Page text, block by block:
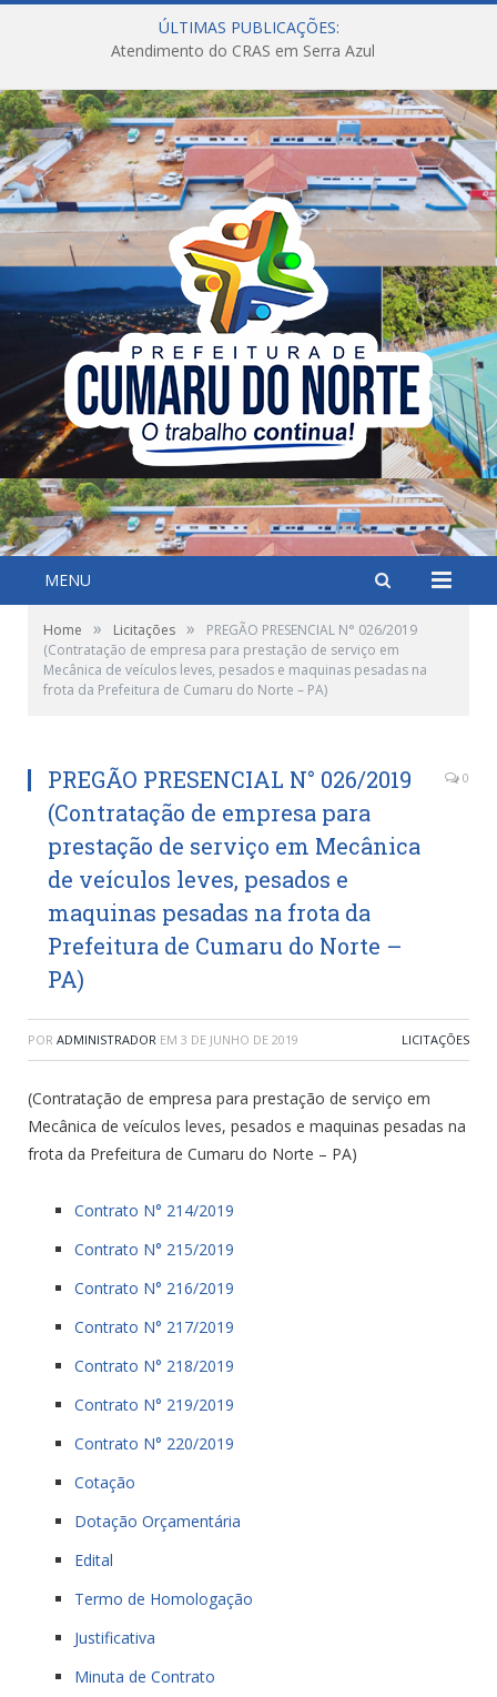
ÚLTIMAS PUBLICAÇÕES:
Atendimento do CRAS em Serra Azul
MENU
Home » Licitações »
PREGÃO PRESENCIAL N° 026/2019
(Contratação de empresa para prestação de serviço em
Mecânica de veículos leves, pesados e maquinas pesadas na
frota da Prefeitura de Cumaru do Norte – PA)
PREGÃO PRESENCIAL N° 026/2019
(Contratação de empresa para
prestação de serviço em Mecânica
de veículos leves, pesados e
maquinas pesadas na frota da
Prefeitura de Cumaru do Norte –
PA)
0
POR ADMINISTRADOR EM 3 DE JUNHO DE 2019 LICITAÇÕES
(Contratação de empresa para prestação de serviço em
Mecânica de veículos leves, pesados e maquinas pesadas na
frota da Prefeitura de Cumaru do Norte – PA)
Contrato N° 214/2019
Contrato N° 215/2019
Contrato N° 216/2019
Contrato N° 217/2019
Contrato N° 218/2019
Contrato N° 219/2019
Contrato N° 220/2019
Cotação
Dotação Orçamentária
Edital
Termo de Homologação
Justificativa
Minuta de Contrato